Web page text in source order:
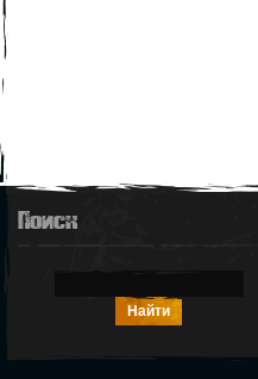
Поиск